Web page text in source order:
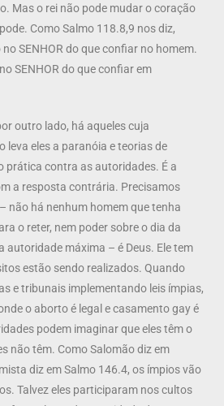
Mas o rei não pode mudar o coração
Como Salmo 118.8,9 nos diz,
SENHOR do que confiar no homem.
SENHOR do que confiar em
outro lado, há aqueles cuja
leva eles a paranóia e teorias de
prática contra as autoridades. É a
a resposta contrária. Precisamos
não há nenhum homem que tenha
o reter, nem poder sobre o dia da
autoridade máxima – é Deus. Ele tem
estão sendo realizados. Quando
e tribunais implementando leis ímpias,
o aborto é legal e casamento gay é
podem imaginar que eles têm o
não têm. Como Salomão diz em
diz em Salmo 146.4, os ímpios vão
Talvez eles participaram nos cultos